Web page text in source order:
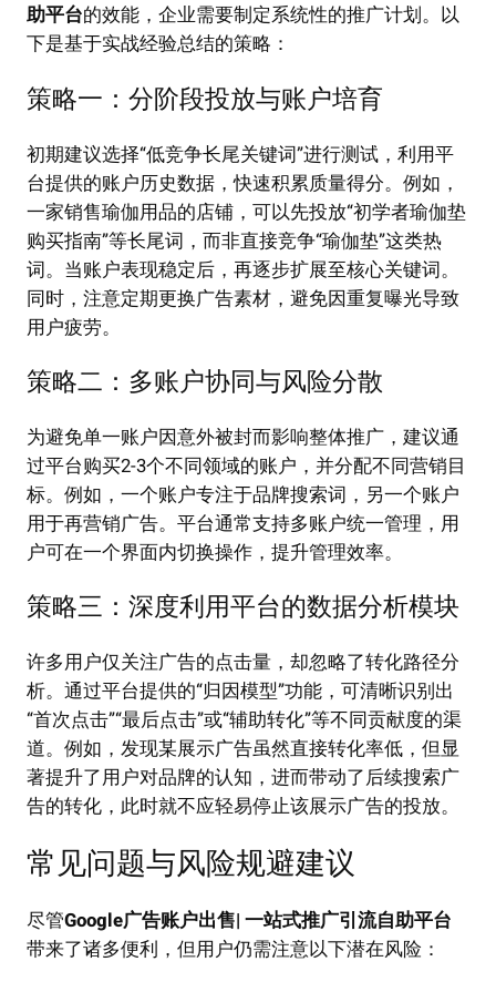
助平台的效能，企业需要制定系统性的推广计划。以
下是基于实战经验总结的策略：
策略一：分阶段投放与账户培育
初期建议选择“低竞争长尾关键词”进行测试，利用平
台提供的账户历史数据，快速积累质量得分。例如，
一家销售瑜伽用品的店铺，可以先投放“初学者瑜伽垫
购买指南”等长尾词，而非直接竞争“瑜伽垫”这类热
词。当账户表现稳定后，再逐步扩展至核心关键词。
同时，注意定期更换广告素材，避免因重复曝光导致
用户疲劳。
策略二：多账户协同与风险分散
为避免单一账户因意外被封而影响整体推广，建议通
过平台购买2-3个不同领域的账户，并分配不同营销目
标。例如，一个账户专注于品牌搜索词，另一个账户
用于再营销广告。平台通常支持多账户统一管理，用
户可在一个界面内切换操作，提升管理效率。
策略三：深度利用平台的数据分析模块
许多用户仅关注广告的点击量，却忽略了转化路径分
析。通过平台提供的“归因模型”功能，可清晰识别出
“首次点击”“最后点击”或“辅助转化”等不同贡献度的渠
道。例如，发现某展示广告虽然直接转化率低，但显
著提升了用户对品牌的认知，进而带动了后续搜索广
告的转化，此时就不应轻易停止该展示广告的投放。
常见问题与风险规避建议
尽管Google广告账户出售| 一站式推广引流自助平台
带来了诸多便利，但用户仍需注意以下潜在风险：